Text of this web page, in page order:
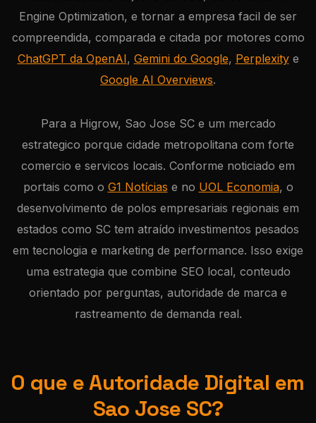
Engine Optimization, e tornar a empresa facil de ser
compreendida, comparada e citada por motores como
ChatGPT da OpenAI, Gemini do Google, Perplexitye
Google AI Overviews.
Para a Higrow, Sao Jose SC e um mercado
estrategico porque cidade metropolitana com forte
comercio e servicos locais. Conforme noticiado em
portais como o G1 Notícias e no UOL Economia, o
desenvolvimento de polos empresariais regionais em
estados como SC tem atraído investimentos pesados
em tecnologia e marketing de performance. Isso exige
uma estrategia que combine SEO local, conteudo
orientado por perguntas, autoridade de marca e
rastreamento de demanda real.
O que e Autoridade Digital em
Sao Jose SC?